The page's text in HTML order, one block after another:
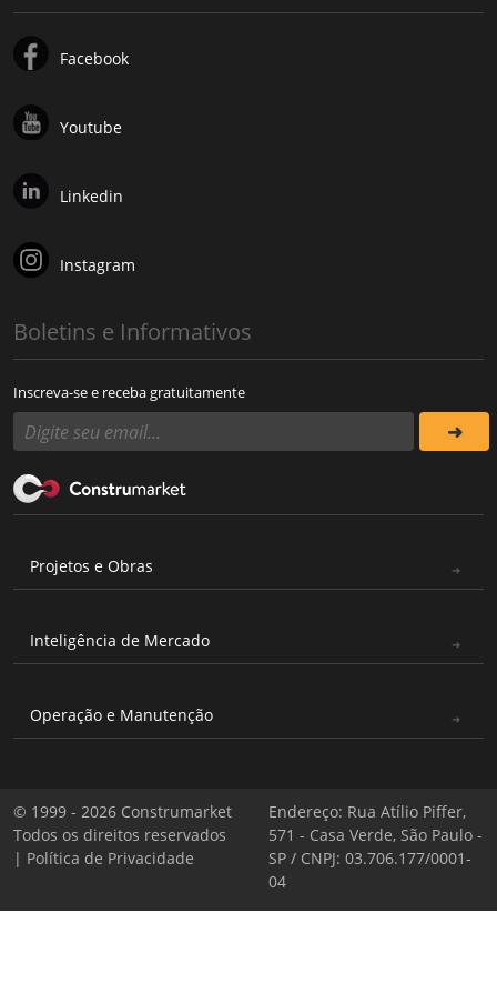
Facebook
Youtube
Linkedin
Instagram
Boletins e Informativos
Inscreva-se e receba gratuitamente
Projetos e Obras
Inteligência de Mercado
Operação e Manutenção
© 1999 - 2026 Construmarket
Todos os direitos reservados
| Política de Privacidade
Endereço: Rua Atílio Piffer,
571 - Casa Verde, São Paulo -
SP / CNPJ: 03.706.177/0001-
04